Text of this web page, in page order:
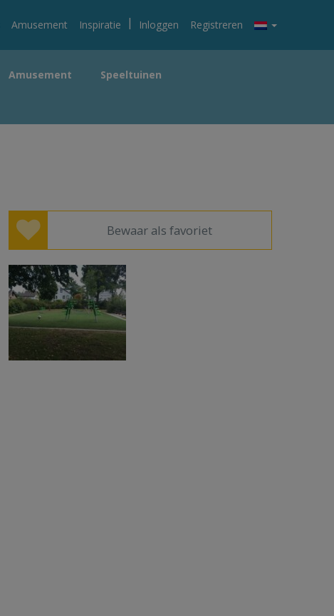
Amusement Inspiratie | Inloggen Registreren
Amusement
Speeltuinen
Bewaar als favoriet